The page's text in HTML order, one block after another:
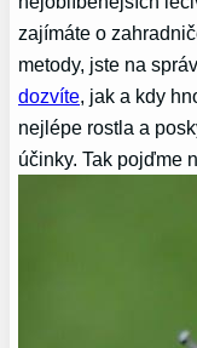
zajímáte o
metody, jste na
dozvíte, jak a kdy
nejlépe rostla a
účinky. Tak pojďme